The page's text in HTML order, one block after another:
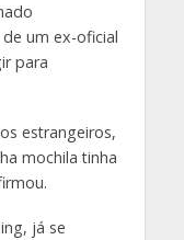
um ex-oficial
para
estrangeiros,
mochila tinha
já se